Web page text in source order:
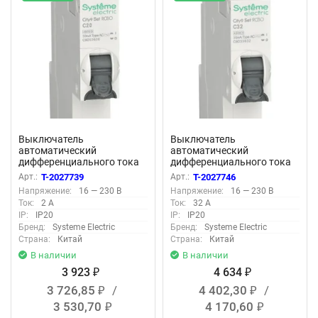
Выключатель
автоматический
дифференциального тока
2п (1P+N) C 20А 30мА тип
AC 4.5кА City9 18мм SE
C9D33620
Арт.: T-2027739
Напряжение:
16 — 230 В
Ток:
2 А
IP:
IP20
Бренд:
Systeme Electric
Страна:
Китай
В наличии
3 923 ₽
3 726,85 ₽
/
3 530,70 ₽
Выключатель
автоматический
дифференциального тока
2п (1P+N) C 32А 30мА тип
AC 4.5кА City9 18мм SE
C9D33632
Арт.: T-2027746
Напряжение:
16 — 230 В
Ток:
32 А
IP:
IP20
Бренд:
Systeme Electric
Страна:
Китай
В наличии
4 634 ₽
4 402,30 ₽
/
4 170,60 ₽